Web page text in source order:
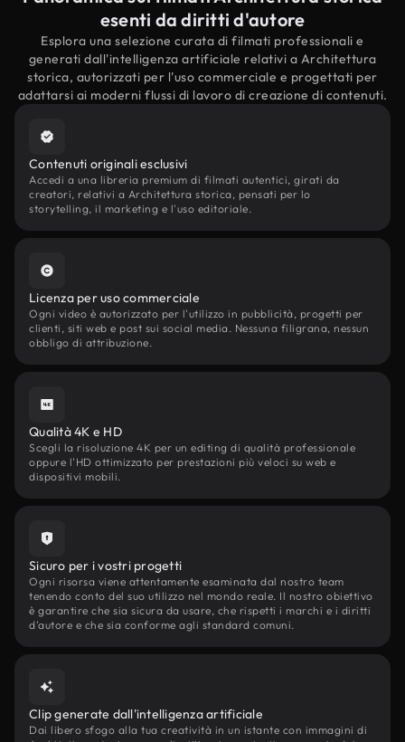
esenti da diritti d'autore
Esplora una selezione curata di filmati professionali e
generati dall'intelligenza artificiale relativi a Architettura
storica, autorizzati per l'uso commerciale e progettati per
adattarsi ai moderni flussi di lavoro di creazione di contenuti.
Contenuti originali esclusivi
Accedi a una libreria premium di filmati autentici, girati da
creatori, relativi a Architettura storica, pensati per lo
storytelling, il marketing e l'uso editoriale.
Licenza per uso commerciale
Ogni video è autorizzato per l'utilizzo in pubblicità, progetti per
clienti, siti web e post sui social media. Nessuna filigrana, nessun
obbligo di attribuzione.
Qualità 4K e HD
Scegli la risoluzione 4K per un editing di qualità professionale
oppure l'HD ottimizzato per prestazioni più veloci su web e
dispositivi mobili.
Sicuro per i vostri progetti
Ogni risorsa viene attentamente esaminata dal nostro team
tenendo conto del suo utilizzo nel mondo reale. Il nostro obiettivo
è garantire che sia sicura da usare, che rispetti i marchi e i diritti
d'autore e che sia conforme agli standard comuni.
Clip generate dall'intelligenza artificiale
Dai libero sfogo alla tua creatività in un istante con immagini di